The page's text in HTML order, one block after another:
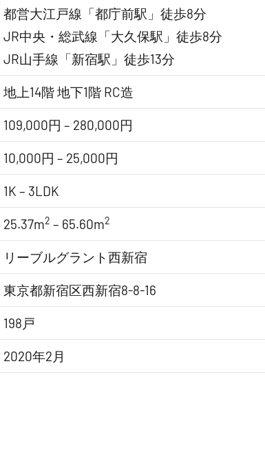
都営大江戸線「都庁前駅」徒歩8分
JR中央・総武線「大久保駅」徒歩8分
JR山手線「新宿駅」徒歩13分
地上14階 地下1階 RC造
109,000円 – 280,000円
10,000円 – 25,000円
1K – 3LDK
25.37m2 – 65.60m2
リーブルグラント西新宿
東京都新宿区西新宿8-8-16
198戸
2020年2月